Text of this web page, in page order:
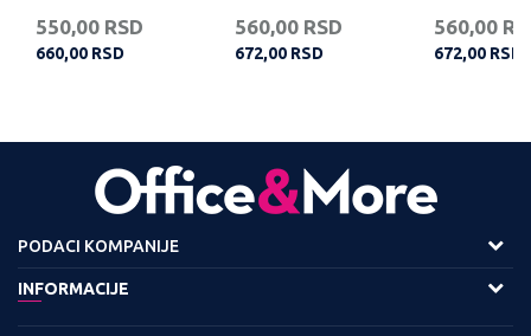
550,00 RSD
660,00 RSD
560,00 RSD
672,00 RSD
560,00
672,00 RSD
PODACI KOMPANIJE
Adresa :
INFORMACIJE